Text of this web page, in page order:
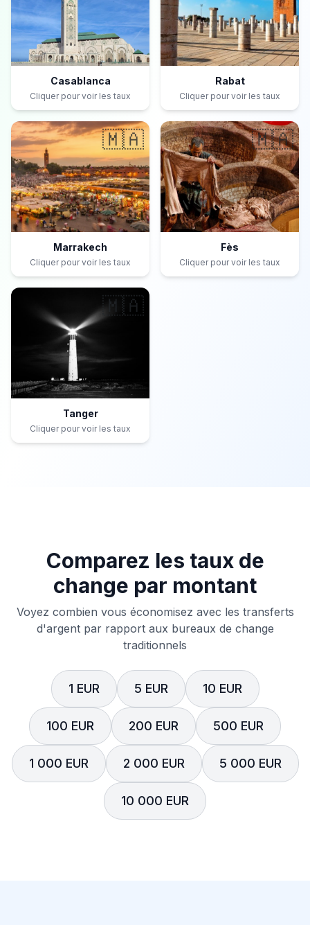
Casablanca
Cliquer pour voir les taux
Rabat
Cliquer pour voir les taux
🇲🇦
Marrakech
Cliquer pour voir les taux
🇲🇦
Fès
Cliquer pour voir les taux
🇲🇦
Tanger
Cliquer pour voir les taux
Comparez les taux de
change par montant
Voyez combien vous économisez avec les transferts
d'argent par rapport aux bureaux de change
traditionnels
1 EUR 5 EUR 10 EUR
100 EUR 200 EUR 500 EUR
1 000 EUR 2 000 EUR 5 000 EUR
10 000 EUR